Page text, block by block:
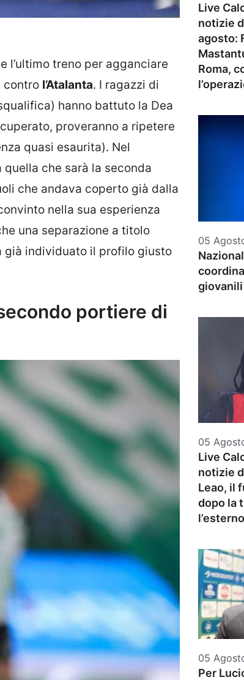
l’ultimo treno per agganciare
contro l’Atalanta. I ragazzi di
hanno battuto la Dea
proveranno a ripetere
quasi esaurita). Nel
che sarà la seconda
che andava coperto già dalla
nella sua esperienza
una separazione a titolo
già individuato il profilo giusto
portiere di
Live
notizie
agosto:
Roma,
05
05
Live
notizie
Leao, il
dopo la
05
Per